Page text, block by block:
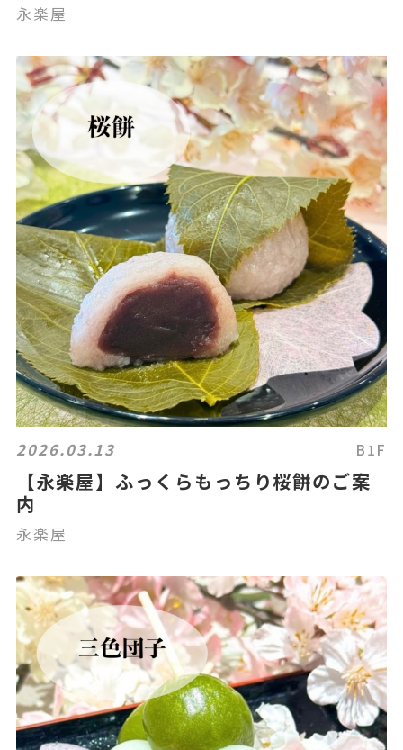
永楽屋
2026.03.13 B1F
【永楽屋】ふっくらもっちり桜餅のご案
内
永楽屋